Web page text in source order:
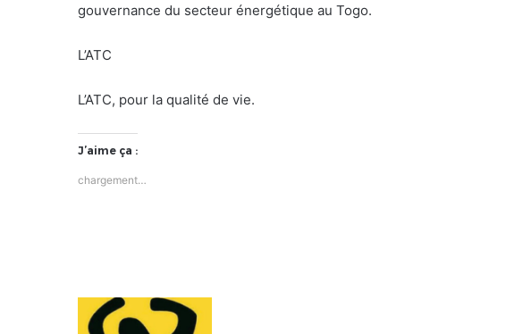
gouvernance du secteur énergétique au Togo.
L’ATC
L’ATC, pour la qualité de vie.
J’aime ça :
chargement…